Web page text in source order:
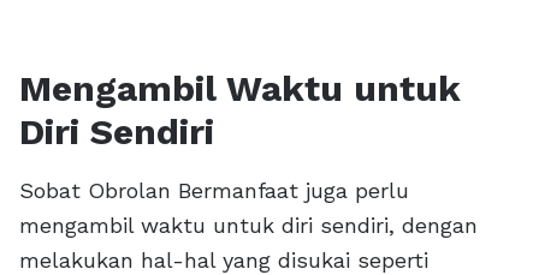
Mengambil Waktu untuk
Diri Sendiri
Sobat Obrolan Bermanfaat juga perlu
mengambil waktu untuk diri sendiri, dengan
melakukan hal-hal yang disukai seperti